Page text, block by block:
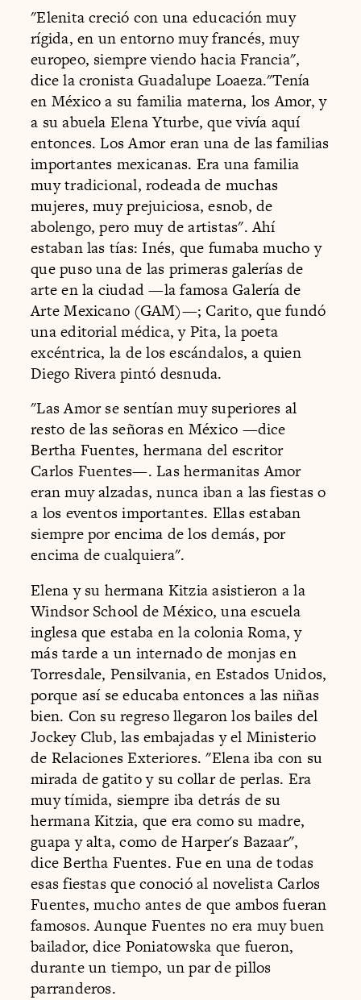
"Elenita creció con una educación muy
rígida, en un entorno muy francés, muy
europeo, siempre viendo hacia Francia",
dice la cronista Guadalupe Loaeza."Tenía
en México a su familia materna, los Amor, y
a su abuela Elena Yturbe, que vivía aquí
entonces. Los Amor eran una de las familias
importantes mexicanas. Era una familia
muy tradicional, rodeada de muchas
mujeres, muy prejuiciosa, esnob, de
abolengo, pero muy de artistas". Ahí
estaban las tías: Inés, que fumaba mucho y
que puso una de las primeras galerías de
arte en la ciudad —la famosa Galería de
Arte Mexicano (GAM)—; Carito, que fundó
una editorial médica, y Pita, la poeta
excéntrica, la de los escándalos, a quien
Diego Rivera pintó desnuda.
"Las Amor se sentían muy superiores al
resto de las señoras en México —dice
Bertha Fuentes, hermana del escritor
Carlos Fuentes—. Las hermanitas Amor
eran muy alzadas, nunca iban a las fiestas o
a los eventos importantes. Ellas estaban
siempre por encima de los demás, por
encima de cualquiera".
Elena y su hermana Kitzia asistieron a la
Windsor School de México, una escuela
inglesa que estaba en la colonia Roma, y
más tarde a un internado de monjas en
Torresdale, Pensilvania, en Estados Unidos,
porque así se educaba entonces a las niñas
bien. Con su regreso llegaron los bailes del
Jockey Club, las embajadas y el Ministerio
de Relaciones Exteriores. "Elena iba con su
mirada de gatito y su collar de perlas. Era
muy tímida, siempre iba detrás de su
hermana Kitzia, que era como su madre,
guapa y alta, como de Harper's Bazaar",
dice Bertha Fuentes. Fue en una de todas
esas fiestas que conoció al novelista Carlos
Fuentes, mucho antes de que ambos fueran
famosos. Aunque Fuentes no era muy buen
bailador, dice Poniatowska que fueron,
durante un tiempo, un par de pillos
parranderos.